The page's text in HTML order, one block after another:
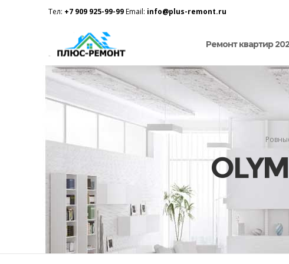
Тел: +7 909 925-99-99Email: info@plus-remont.ru
Ремонт квартир